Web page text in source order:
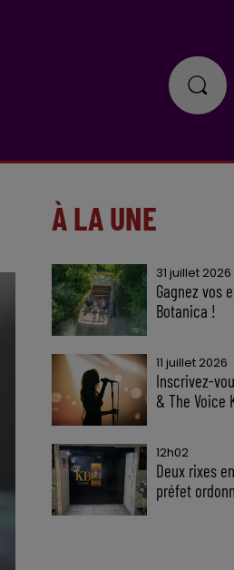
À LA UNE
31 juillet 2026
Gagnez vos
Botanica !
11 juillet 2026
Inscrivez-
& The Voice
12h02
Deux rixes
préfet